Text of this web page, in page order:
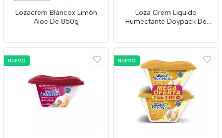
Lozacrem Blancox Limón
Aloe De 850g
Loza Crem Liquido
Humectante Doypack De
NUEVO NUEVO